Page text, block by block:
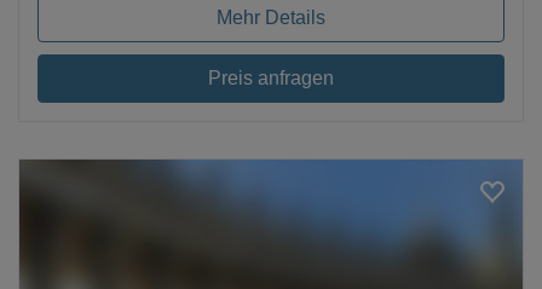
Mehr Details
Preis anfragen